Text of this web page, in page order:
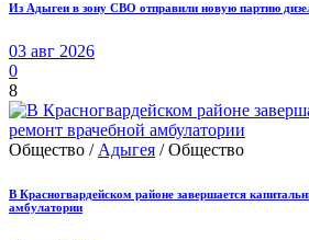
Из Адыгеи в зону СВО отправили новую партию
03 авг 2026
0
8
Общество / Адыгея / Общество
В Красногвардейском районе завершается
амбулатории